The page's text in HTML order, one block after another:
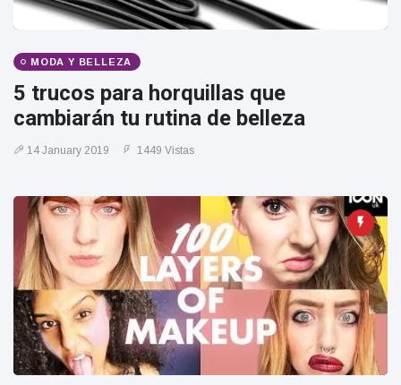
MODA Y BELLEZA
5 trucos para horquillas que
cambiarán tu rutina de belleza
14 January 2019 1449 Vistas